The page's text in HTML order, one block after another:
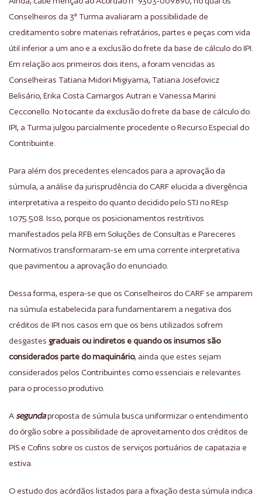
Conselheiros da 3ª Turma avaliaram a possibilidade de
creditamento sobre materiais refratários, partes e peças com vida
útil inferior a um ano e a exclusão do frete da base de cálculo do IPI.
Em relação aos primeiros dois itens, a foram vencidas as
Conselheiras Tatiana Midori Migiyama, Tatiana Josefovicz
Belisário, Érika Costa Camargos Autran e Vanessa Marini
Cecconello. No tocante da exclusão do frete da base de cálculo do
IPI, a Turma julgou parcialmente procedente o Recurso Especial do
Contribuinte.
Para além dos precedentes elencados para a aprovação da
súmula, a análise da jurisprudência do CARF elucida a divergência
interpretativa a respeito do quanto decidido pelo STJ no REsp
1.075.508. Isso, porque os posicionamentos restritivos
manifestados pela RFB em Soluções de Consultas e Pareceres
Normativos transformaram-se em uma corrente interpretativa
que pavimentou a aprovação do enunciado.
Dessa forma, espera-se que os Conselheiros do CARF se amparem
na súmula estabelecida para fundamentarem a negativa dos
créditos de IPI nos casos em que os bens utilizados sofrem
desgastes graduais ou indiretos e quando os insumos são
considerados parte do maquinário, ainda que estes sejam
considerados pelos Contribuintes como essenciais e relevantes
para o processo produtivo.
A segundaproposta de súmula busca uniformizar o entendimento
do órgão sobre a possibilidade de aproveitamento dos créditos de
PIS e Cofins sobre os custos de serviços portuários de capatazia e
estiva.
O estudo dos acórdãos listados para a fixação desta súmula indica